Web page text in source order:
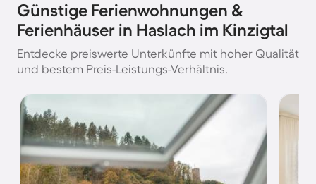
Günstige Ferienwohnungen &
Ferienhäuser in Haslach im Kinzigtal
Entdecke preiswerte Unterkünfte mit hoher Qualität
und bestem Preis-Leistungs-Verhältnis.